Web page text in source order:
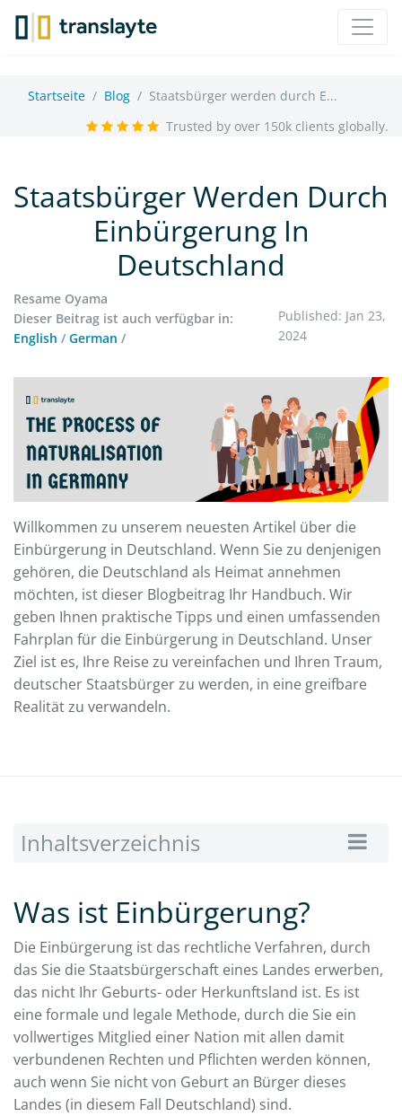
Startseite Blog
Staatsbürger werden durch E...
Trusted by over 150k clients globally.
Staatsbürger Werden Durch
Einbürgerung In
Deutschland
Resame Oyama
Dieser Beitrag ist auch verfügbar in:
English / German /
Published: Jan 23,
2024
Willkommen zu unserem neuesten Artikel über die
Einbürgerung in Deutschland. Wenn Sie zu denjenigen
gehören, die Deutschland als Heimat annehmen
möchten, ist dieser Blogbeitrag Ihr Handbuch. Wir
geben Ihnen praktische Tipps und einen umfassenden
Fahrplan für die Einbürgerung in Deutschland. Unser
Ziel ist es, Ihre Reise zu vereinfachen und Ihren Traum,
deutscher Staatsbürger zu werden, in eine greifbare
Realität zu verwandeln.
Inhaltsverzeichnis
Was ist Einbürgerung?
Die Einbürgerung ist das rechtliche Verfahren, durch
das Sie die Staatsbürgerschaft eines Landes erwerben,
das nicht Ihr Geburts- oder Herkunftsland ist. Es ist
eine formale und legale Methode, durch die Sie ein
vollwertiges Mitglied einer Nation mit allen damit
verbundenen Rechten und Pflichten werden können,
auch wenn Sie nicht von Geburt an Bürger dieses
Landes (in diesem Fall Deutschland) sind.